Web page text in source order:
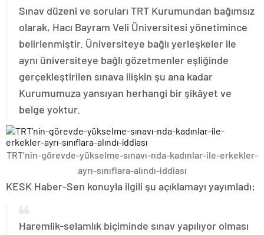
Sınav düzeni ve soruları TRT Kurumundan bağımsız
olarak, Hacı Bayram Veli Üniversitesi yönetimince
belirlenmiştir. Üniversiteye bağlı yerleşkeler ile
aynı üniversiteye bağlı gözetmenler eşliğinde
gerçekleştirilen sınava ilişkin şu ana kadar
Kurumumuza yansıyan herhangi bir şikâyet ve
belge yoktur.
TRT’nin-görevde-yükselme-sınavı-nda-kadınlar-ile-erkekler-
ayrı-sınıflara-alındı-iddiası
KESK Haber-Sen konuyla ilgili şu açıklamayı yayımladı:
Haremlik-selamlık biçiminde sınav yapılıyor olması